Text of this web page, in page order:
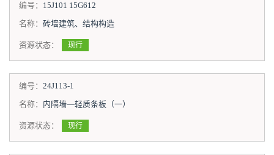
编号： 15J101 15G612
名称： 砖墙建筑、结构构造
资源状态： 现行
编号： 24J113-1
名称： 内隔墙—轻质条板（一）
资源状态： 现行